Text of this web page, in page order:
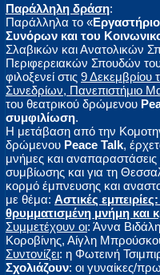
Παράλληλη δράση:
Παράλληλα το «
Συνόρων και του
Σλαβικών και Ανατολικών
Περιφερειακών Σπουδών
φιλοξενεί στις 9 Δεκεμβρίου
Συνεδρίων, Πανεπιστήμιο
του θεατρικού δρώμενου
συμφιλίωση.
Η μετάβαση από την
δρώμενου Peace Talk,
μνήμες και αναπαραστάσεις
συμβίωσης και για τη
κορμό έμπνευσης και
με θέμα: Αστικές
θρυμματισμένη μνήμη
Συμμετέχουν οι: Άννα
Κοροβίνης, Αίγλη
Συντονίζει: η Φωτεινή
Σχολιάζουν: οι γυναίκες/